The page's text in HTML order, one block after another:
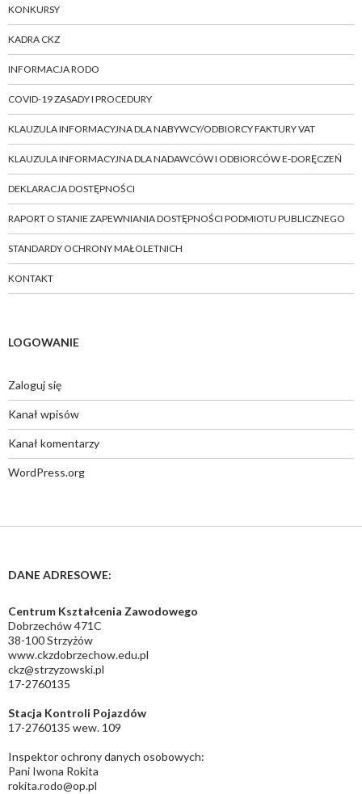
KONKURSY
KADRA CKZ
INFORMACJA RODO
COVID-19 ZASADY I PROCEDURY
KLAUZULA INFORMACYJNA DLA NABYWCY/ODBIORCY FAKTURY VAT
KLAUZULA INFORMACYJNA DLA NADAWCÓW I ODBIORCÓW E-DORĘCZEŃ
DEKLARACJA DOSTĘPNOŚCI
RAPORT O STANIE ZAPEWNIANIA DOSTĘPNOŚCI PODMIOTU PUBLICZNEGO
STANDARDY OCHRONY MAŁOLETNICH
KONTAKT
LOGOWANIE
Zaloguj się
Kanał wpisów
Kanał komentarzy
WordPress.org
DANE ADRESOWE:
Centrum Kształcenia Zawodowego
Dobrzechów 471C
38-100 Strzyżów
www.ckzdobrzechow.edu.pl
ckz@strzyzowski.pl
17-2760135
Stacja Kontroli Pojazdów
17-2760135 wew. 109
Inspektor ochrony danych osobowych:
Pani Iwona Rokita
rokita.rodo@op.pl